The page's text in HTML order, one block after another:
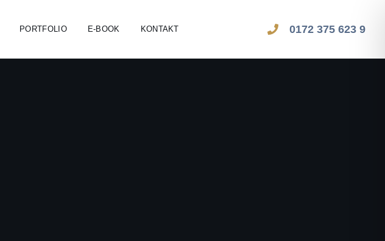
PORTFOLIO E-BOOK KONTAKT 0172 375 623 9